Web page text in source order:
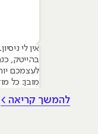
אין לי
בהייטק,
לעצמכם
מובן: כל
כבר נגע
להמשך קריאה >